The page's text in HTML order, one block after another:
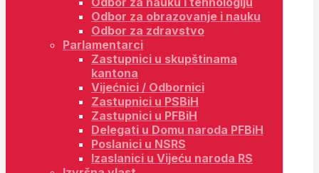
Odbor za obrazovanje i nauku
Odbor za zdravstvo
Parlamentarci
Zastupnici u skupštinama
kantona
Vijećnici / Odbornici
Zastupnici u PSBiH
Zastupnici u PFBiH
Delegati u Domu naroda PFBiH
Poslanici u NSRS
Izaslanici u Vijeću naroda RS